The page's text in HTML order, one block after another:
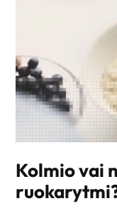
Kolmio vai